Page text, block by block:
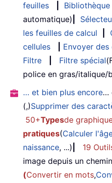
feuilles
automatique)
les feuilles de calcul
cellules
Envoyer
Filtre
Filtre spécial
police en gras/italique/
… et bien plus encore…
(,)Supprimer des
50+Typesde
pratiques(Calculer
naissance, ...) 19
image depuis un chemin
(Convertir en mots,